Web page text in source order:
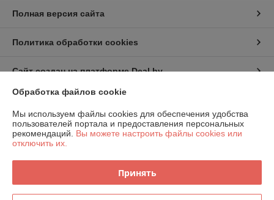
Полная версия сайта
Политика обработки cookies
Сайт создан на платформе Deal.by
Информация для покупателя
Индивидуальный предприниматель: Индивидуальный
предприниматель Шаршавицкий Дмитрий Валерьевич
220033, г.Минск, пр-т Партизанский, 19а-6
УНП: 192409619
Обработка файлов cookie
Мы используем файлы cookies для обеспечения удобства
пользователей портала и предоставления персональных
рекомендаций. Вы можете настроить файлы cookies или
отключить их.
Принять